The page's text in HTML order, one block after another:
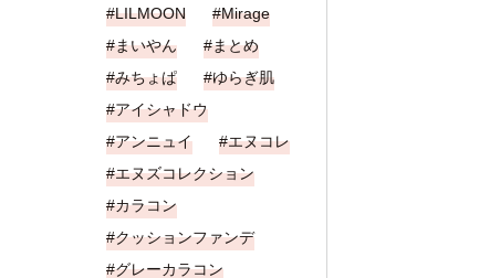
LILMOON
Mirage
まいやん
まとめ
みちょぱ
ゆらぎ肌
アイシャドウ
アンニュイ
エヌコレ
エヌズコレクション
カラコン
クッションファンデ
グレーカラコン